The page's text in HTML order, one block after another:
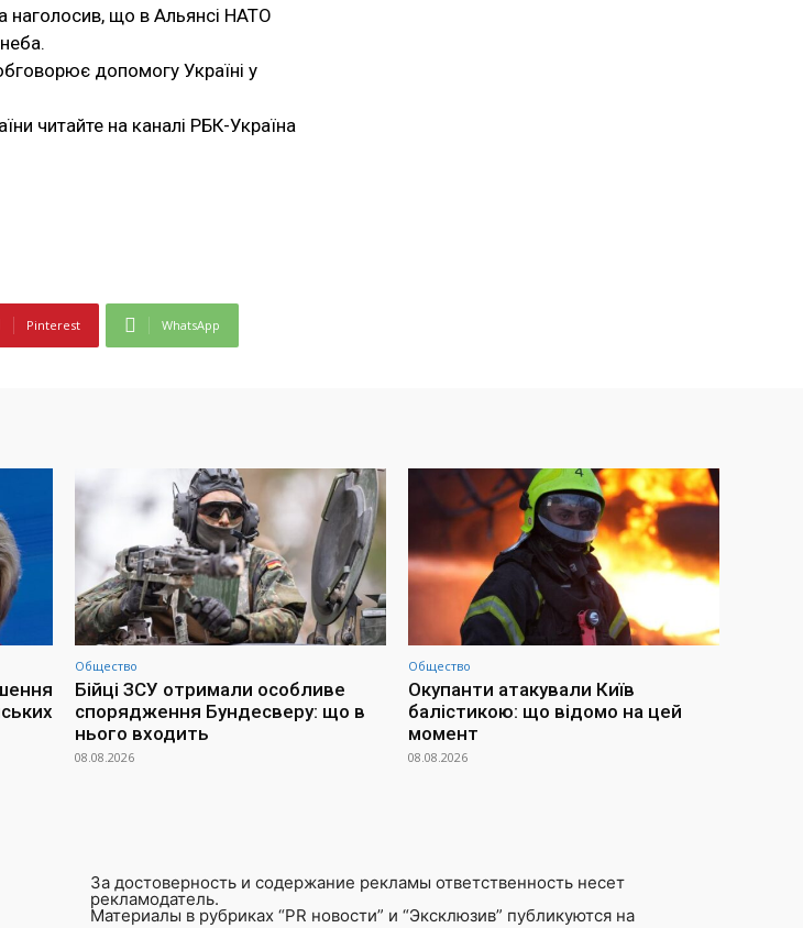
що в Альянсі НАТО
допомогу Україні у
читайте на каналі РБК-Україна
Pinterest WhatsApp
Общество
Бійці ЗСУ отримали особливе
спорядження Бундесверу: що в
нього входить
08.08.2026
Общество
Окупанти атакували Київ
балістикою: що відомо на цей
момент
08.08.2026
За достоверность и содержание рекламы ответственность несет
рекламодатель.
Материалы в рубриках “PR новости” и “Эксклюзив” публикуются на